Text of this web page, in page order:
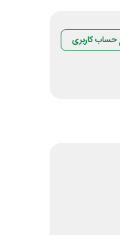
حساب کاربری